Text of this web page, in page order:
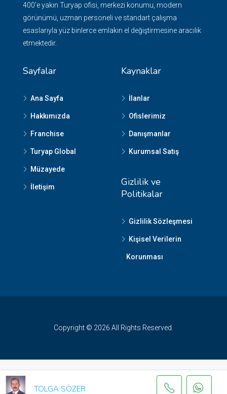
TOLGA SÖZER
400'e yakın Turyap ofisi, merkezi konumu, modern
görünümü, uzman personeli ve standart çalışma
esaslarıyla yüz binlerce emlakın el değiştirmesine aracılık
etmektedir.
Sayfalar
Ana Sayfa
Hakkımızda
Franchise
Turyap Global
Müzayede
İletişim
Kaynaklar
İlanlar
Ofislerimiz
Danışmanlar
Kurumsal Satış
Gizlilik ve
Politikalar
Gizlilik Sözleşmesi
Kişisel Verilerin
Korunması
Copyright © 2026 All Rights Reserved.